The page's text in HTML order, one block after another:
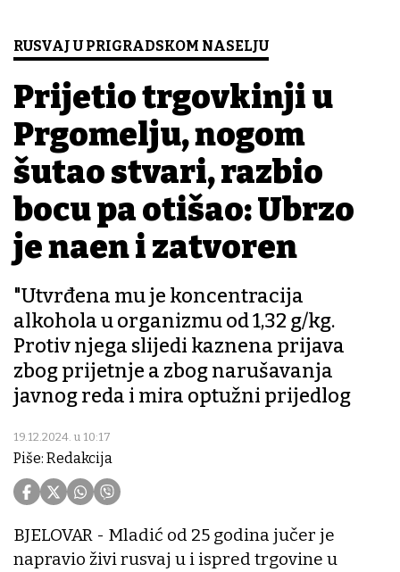
RUSVAJ U PRIGRADSKOM NASELJU
Prijetio trgovkinji u
Prgomelju, nogom
šutao stvari, razbio
bocu pa otišao: Ubrzo
je nađen i zatvoren
"Utvrđena mu je koncentracija
alkohola u organizmu od 1,32 g/kg.
Protiv njega slijedi kaznena prijava
zbog prijetnje a zbog narušavanja
javnog reda i mira optužni prijedlog
19.12.2024. u 10:17
Piše: Redakcija
BJELOVAR - Mladić od 25 godina jučer je
napravio živi rusvaj u i ispred trgovine u